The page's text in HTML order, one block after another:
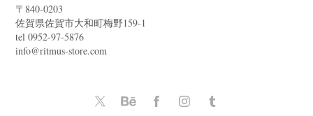
〒840-0203
佐賀県佐賀市大和町梅野159-1
tel 0952-97-5876
info@ritmus-store.com